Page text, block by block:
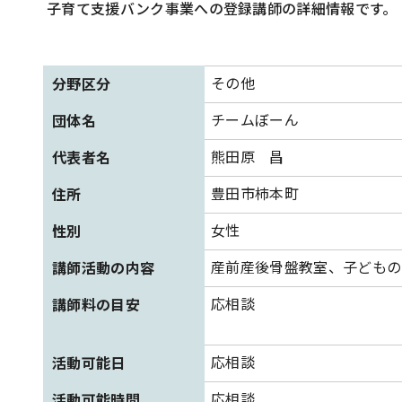
子育て支援バンク事業への登録講師の詳細情報です。
分野区分
その他
団体名
チームぼーん
代表者名
熊田原 昌
住所
豊田市柿本町
性別
女性
講師活動の内容
産前産後骨盤教室、子ども
講師料の目安
応相談
活動可能日
応相談